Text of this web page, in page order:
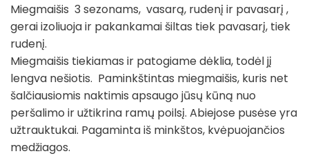
Miegmaišis 3 sezonams, vasarą, rudenį ir pavasarį ,
gerai izoliuoja ir pakankamai šiltas tiek pavasarį, tiek
rudenį.
Miegmaišis tiekiamas ir patogiame dėklia, todėl jį
lengva nešiotis. Paminkštintas miegmaišis, kuris net
šalčiausiomis naktimis apsaugo jūsų kūną nuo
peršalimo ir užtikrina ramų poilsį. Abiejose pusėse yra
užtrauktukai. Pagaminta iš minkštos, kvėpuojančios
medžiagos.